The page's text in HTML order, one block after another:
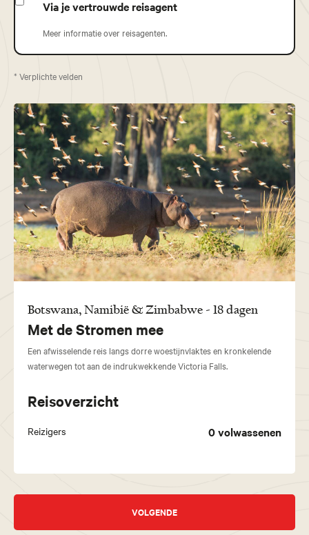
Via je vertrouwde reisagent
Meer informatie over reisagenten.
* Verplichte velden
Botswana, Namibië & Zimbabwe - 18 dagen
Met de Stromen mee
Een afwisselende reis langs dorre woestijnvlaktes en kronkelende
waterwegen tot aan de indrukwekkende Victoria Falls.
Reisoverzicht
Reizigers 0volwassenen
VOLGENDE